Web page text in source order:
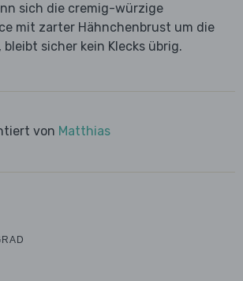
sich die cremig-würzige
mit zarter Hähnchenbrust um die
sicher kein Klecks übrig.
von Matthias